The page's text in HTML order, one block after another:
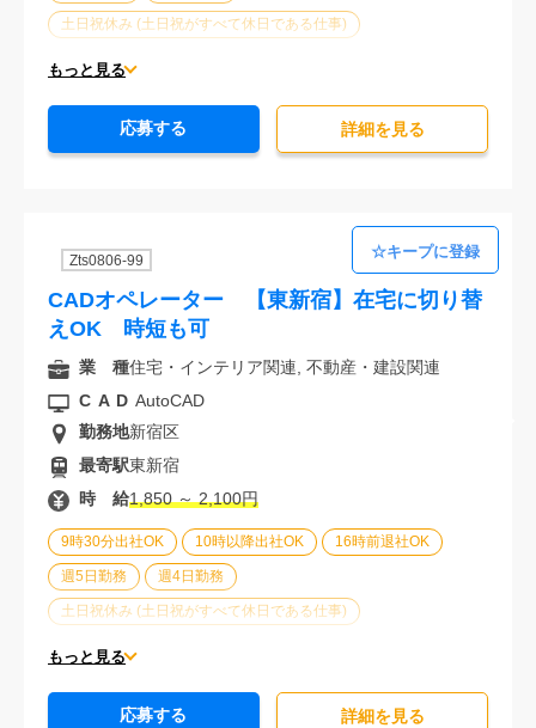
土日祝休み (土日祝がすべて休日である仕事)
平日休みあり (週に一度以上平日に休日がある仕事)
エルダー(40歳以上)応援 服装自由
オフィスが禁煙 20代活躍中 30代活躍中
もっと見る
応募する 詳細を⾒る
Zts0806-99
CADオペレーター 【東新宿】在宅に切り替
えOK 時短も可
9時30分出社OK 10時以降出社OK 16時前退社OK
週5日勤務 週4日勤務
土日祝休み (土日祝がすべて休日である仕事)
平日休みあり (週に一度以上平日に休日がある仕事)
エルダー(40歳以上)応援 服装自由
もっと見る
業 種住宅・インテリア関連, 不動産・建設関連
CAD AutoCAD
勤務地新宿区
最寄駅東新宿
時 給1,850 ～ 2,100円
応募する 詳細を⾒る